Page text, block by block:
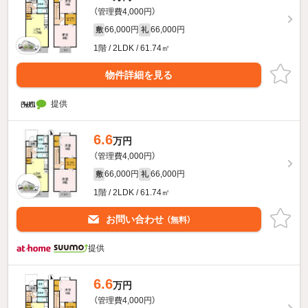
（管理費4,000円）
敷 66,000円 礼 66,000円
1階 / 2LDK / 61.74㎡
物件詳細を見る
提供
6.6万円
（管理費4,000円）
敷 66,000円 礼 66,000円
1階 / 2LDK / 61.74㎡
お問い合わせ （無料）
提供
6.6万円
（管理費4,000円）